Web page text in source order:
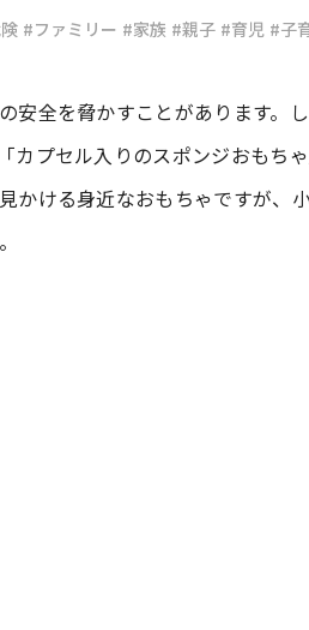
道
#ファミリー #家族 #親子 #育児 #子
安全を脅かすことがあります。
カプセル入りのスポンジおもち
かける身近なおもちゃですが、